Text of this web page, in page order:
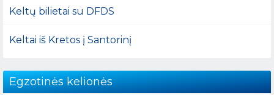
Keltų bilietai su DFDS
Keltai iš Kretos į Santorinį
Egzotinės kelionės